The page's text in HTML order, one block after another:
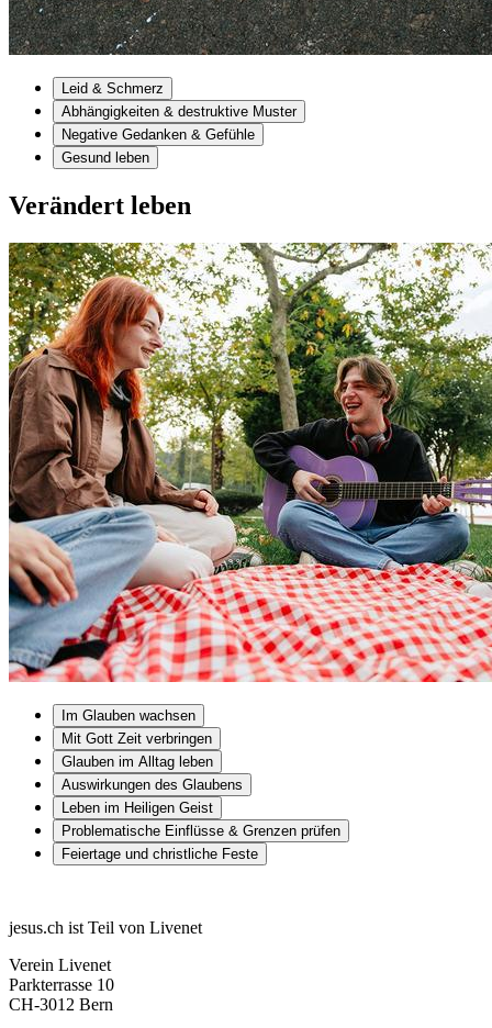
Leid & Schmerz
Abhängigkeiten & destruktive Muster
Negative Gedanken & Gefühle
Gesund leben
Verändert leben
Im Glauben wachsen
Mit Gott Zeit verbringen
Glauben im Alltag leben
Auswirkungen des Glaubens
Leben im Heiligen Geist
Problematische Einflüsse & Grenzen prüfen
Feiertage und christliche Feste
jesus.ch ist Teil von Livenet
Verein Livenet
Parkterrasse 10
CH-3012 Bern